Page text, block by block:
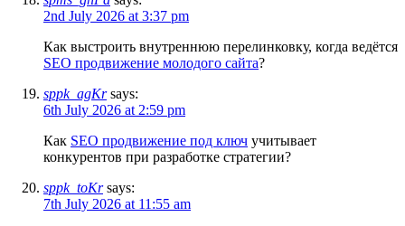
2nd July 2026 at 3:37 pm
Как выстроить внутреннюю перелинковку, когда ведётся
SEO продвижение молодого сайта?
sppk_agKr says:
6th July 2026 at 2:59 pm
Как SEO продвижение под ключ учитывает
конкурентов при разработке стратегии?
sppk_toKr says:
7th July 2026 at 11:55 am